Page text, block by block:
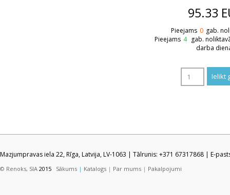
95.33
Pieejams 0 gab.
Pieejams 4 gab.
darba
Mazjumpravas iela 22, Rīga, Latvija, LV-1063 | Tālrunis: +371 67317868 | E-
© Renoks, SIA 2015 Sākums | Katalogs | Par mums | Pakalpojumi